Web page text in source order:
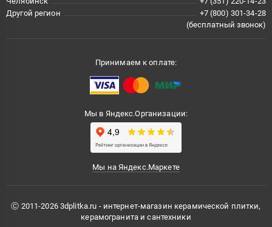
Другой регион
+7 (800) 301-34-28
(бесплатный звонок)
Принимаем к оплате:
Мы в Яндекс.Организации:
Мы на Яндекс.Маркете
Ⓒ 2011-2026 3dplitka.ru - интернет-магазин керамической плитки,
керамогранита и сантехники